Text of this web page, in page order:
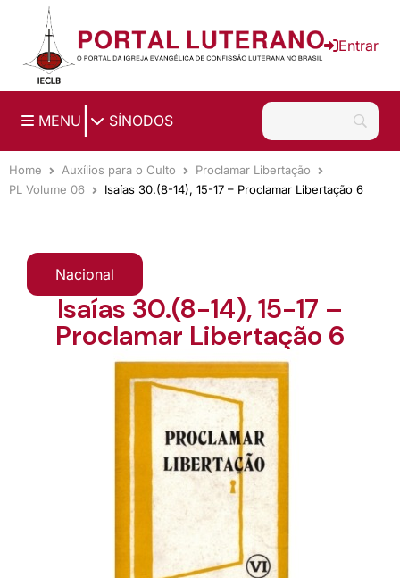
Ir para o conteúdo principal
Entrar
MENU SÍNODOS
Home Auxílios para o Culto
Proclamar Libertação
PL Volume 06
Isaías 30.(8-14), 15-17 – Proclamar Libertação 6
Nacional
Isaías 30.(8-14), 15-17 –
Proclamar Libertação 6